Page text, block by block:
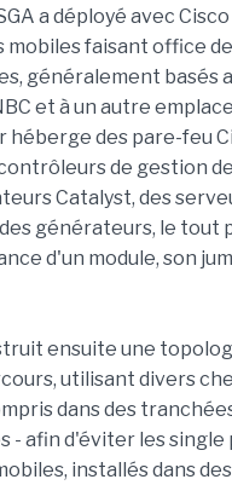
a déployé avec
mobiles faisant office
généralement basés
et à un autre
héberge des pare-feu
de gestion
Catalyst, des
générateurs, le tout
d'un module, son
ensuite une
utilisant divers
dans des
- afin d'éviter les
installés dans